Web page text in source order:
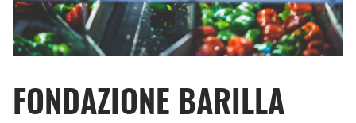
FONDAZIONE BARILLA